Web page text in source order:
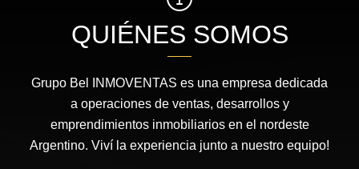
QUIÉNES SOMOS
Grupo Bel INMOVENTAS es una empresa dedicada
a operaciones de ventas, desarrollos y
emprendimientos inmobiliarios en el nordeste
Argentino. Viví la experiencia junto a nuestro equipo!